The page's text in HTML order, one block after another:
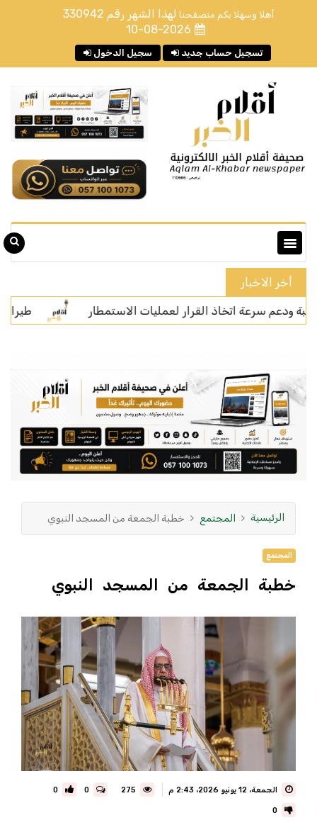
أهلا وسهلا بكم متصفحنا لهذا الشهر رقم 330942
10-08-2026
سجيل الدخول تسجيل حساب جديد
أخر الاخبار
اتخاذ القرار لعمليات الاستمطار طيران ناس يوقّع
الرئيسية المجتمع خطبة الجمعة من المسجد النبوي
المجتمع
خطبة الجمعة من المسجد النبوي
الجمعة، 12 يونيو 2026، 2:43 م 0
0
0